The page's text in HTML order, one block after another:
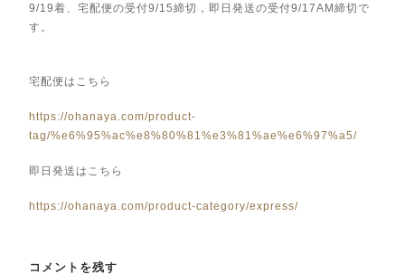
9/19着、宅配便の受付9/15締切，即日発送の受付9/17AM締切で
す。
宅配便はこちら
https://ohanaya.com/product-
tag/%e6%95%ac%e8%80%81%e3%81%ae%e6%97%a5/
即日発送はこちら
https://ohanaya.com/product-category/express/
コメントを残す